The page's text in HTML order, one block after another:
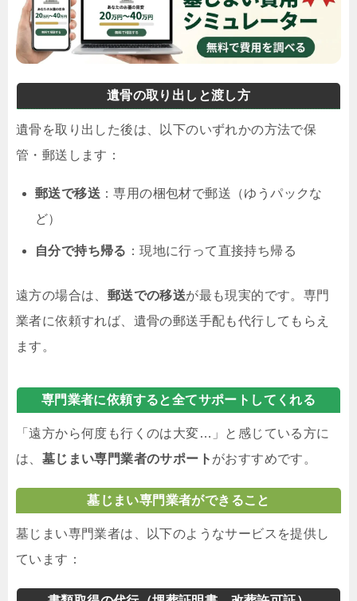
遺骨の取り出しと渡し方
遺骨を取り出した後は、以下のいずれかの方法で保
管・郵送します：
郵送で移送 ：専用の梱包材で郵送（ゆうパックな
ど）
自分で持ち帰る ：現地に行って直接持ち帰る
遠方の場合は、 郵送での移送が最も現実的です。専門
業者に依頼すれば、遺骨の郵送手配も代行してもらえ
ます。
専門業者に依頼すると全てサポートしてくれる
「遠方から何度も行くのは大変…」と感じている方に
は、 墓じまい専門業者のサポート がおすすめです。
墓じまい専門業者ができること
墓じまい専門業者は、以下のようなサービスを提供し
ています：